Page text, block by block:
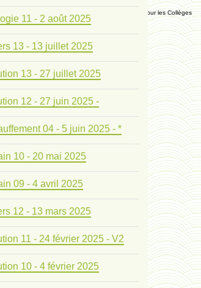
Manuel Universel d'Ethologie pour les Collèges
Journal
Liens
Mentions légales
Contact
11 - 2 août 2025
13 - 13 juillet 2025
13 - 27 juillet 2025
12 - 27 juin 2025 -
04 - 5 juin 2025 - *
10 - 20 mai 2025
09 - 4 avril 2025
12 - 13 mars 2025
11 - 24 février 2025 - V2
10 - 4 février 2025